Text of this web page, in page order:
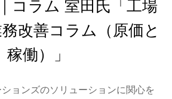
コラム 室田氏「工場
改善コラム（原価と
稼働）」
ョンズのソリューションに関心を